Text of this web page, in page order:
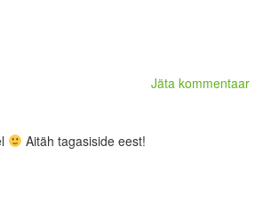
Jäta kommentaar
Aitäh tagasiside eest!